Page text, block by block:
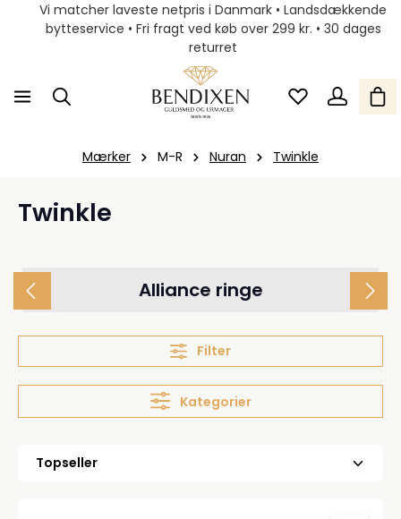
Vi matcher laveste netpris i Danmark • Landsdækkende
bytteservice • Fri fragt ved køb over 299 kr. • 30 dages
returret
Mærker M-R Nuran Twinkle
Twinkle
Alliance ringe
Filter
Kategorier